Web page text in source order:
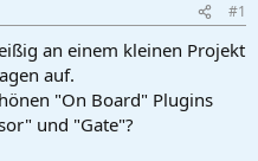
#1
an einem kleinen Projekt
auf.
"On Board" Plugins
und "Gate"?